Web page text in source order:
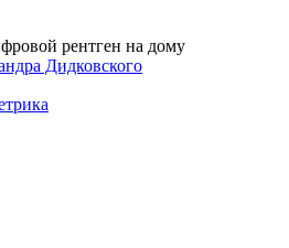
Дидковского